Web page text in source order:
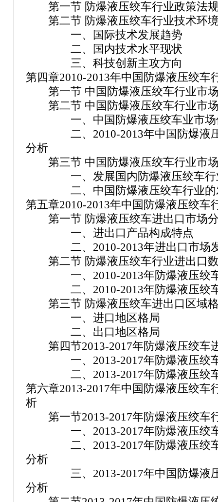
第一节 防爆液压绞车行业政策法
第二节 防爆液压绞车行业技术环
一、国际技术发展趋势
二、国内技术水平现状
三、科技创新主攻方向
第四章2010-2013年中国防爆液压绞车
第一节 中国防爆液压绞车行业市
第二节 中国防爆液压绞车行业市场
一、中国防爆液压绞车业市场
二、2010-2013年中国防爆液压
分析
第三节 中国防爆液压绞车行业市场
一、发展国内防爆液压绞车行业
二、中国防爆液压绞车行业的
第五章2010-2013年中国防爆液压绞车
第一节 防爆液压绞车进出口市场
一、进出口产品构成特点
二、2010-2013年进出口市场
第二节 防爆液压绞车行业进出口
一、2010-2013年防爆液压绞车
二、2010-2013年防爆液压绞车
第三节 防爆液压绞车进出口区域
一、进口地区格局
二、出口地区格局
第四节2013-2017年防爆液压绞车
一、2013-2017年防爆液压绞车
二、2013-2017年防爆液压绞车
第六章2013-2017年中国防爆液压绞车
析
第一节2013-2017年防爆液压绞车
一、2013-2017年防爆液压绞车
二、2013-2017年防爆液压绞车
分析
三、2013-2017年中国防爆液压
分析